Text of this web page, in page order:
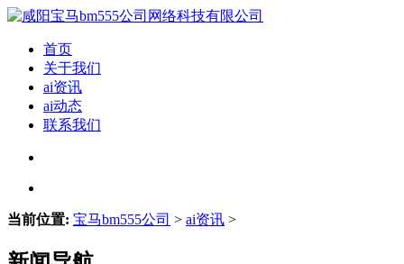
首页
关于我们
ai资讯
ai动态
联系我们
当前位置: 宝马bm555公司 > ai资讯 >